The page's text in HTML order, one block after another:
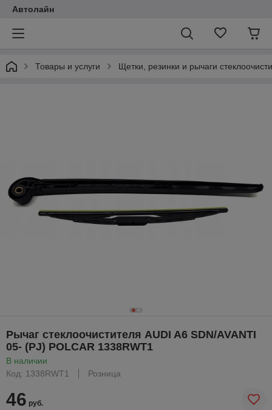
Автолайн
Товары и услуги Щетки, резинки и рычаги
Рычаг стеклоочистителя AUDI A6 SDN/AVANTI
05- (PJ) POLCAR 1338RWT1
В наличии
Код: 1338RWT1
Розница
46 руб.